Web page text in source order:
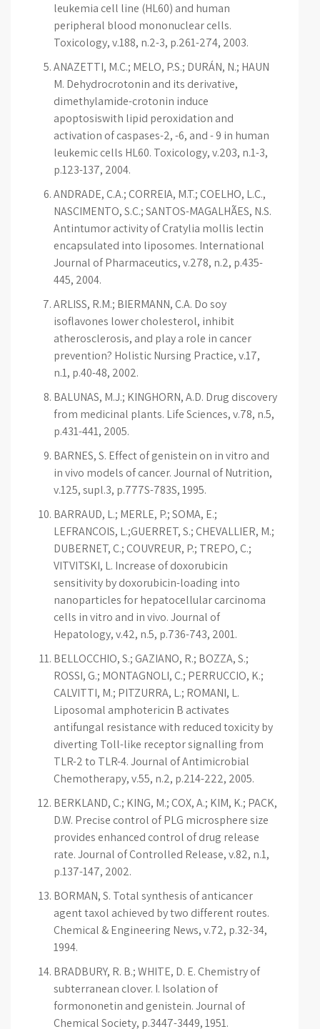
leukemia cell line (HL60) and human
peripheral blood mononuclear cells.
Toxicology, v.188, n.2-3, p.261-274, 2003.
ANAZETTI, M.C.; MELO, P.S.; DURÁN, N.; HAUN
M. Dehydrocrotonin and its derivative,
dimethylamide-crotonin induce
apoptosiswith lipid peroxidation and
activation of caspases-2, -6, and - 9 in human
leukemic cells HL60. Toxicology, v.203, n.1-3,
p.123-137, 2004.
ANDRADE, C.A.; CORREIA, M.T.; COELHO, L.C.,
NASCIMENTO, S.C.; SANTOS-MAGALHÃES, N.S.
Antintumor activity of Cratylia mollis lectin
encapsulated into liposomes. International
Journal of Pharmaceutics, v.278, n.2, p.435-
445, 2004.
ARLISS, R.M.; BIERMANN, C.A. Do soy
isoflavones lower cholesterol, inhibit
atherosclerosis, and play a role in cancer
prevention? Holistic Nursing Practice, v.17,
n.1, p.40-48, 2002.
BALUNAS, M.J.; KINGHORN, A.D. Drug discovery
from medicinal plants. Life Sciences, v.78, n.5,
p.431-441, 2005.
BARNES, S. Effect of genistein on in vitro and
in vivo models of cancer. Journal of Nutrition,
v.125, supl.3, p.777S-783S, 1995.
BARRAUD, L.; MERLE, P.; SOMA, E.;
LEFRANÇOIS, L.;GUERRET, S.; CHEVALLIER, M.;
DUBERNET, C.; COUVREUR, P.; TREPO, C.;
VITVITSKI, L. Increase of doxorubicin
sensitivity by doxorubicin-loading into
nanoparticles for hepatocellular carcinoma
cells in vitro and in vivo. Journal of
Hepatology, v.42, n.5, p.736-743, 2001.
BELLOCCHIO, S.; GAZIANO, R.; BOZZA, S.;
ROSSI, G.; MONTAGNOLI, C.; PERRUCCIO, K.;
CALVITTI, M.; PITZURRA, L.; ROMANI, L.
Liposomal amphotericin B activates
antifungal resistance with reduced toxicity by
diverting Toll-like receptor signalling from
TLR-2 to TLR-4. Journal of Antimicrobial
Chemotherapy, v.55, n.2, p.214-222, 2005.
BERKLAND, C.; KING, M.; COX, A.; KIM, K.; PACK,
D.W. Precise control of PLG microsphere size
provides enhanced control of drug release
rate. Journal of Controlled Release, v.82, n.1,
p.137-147, 2002.
BORMAN, S. Total synthesis of anticancer
agent taxol achieved by two different routes.
Chemical & Engineering News, v.72, p.32-34,
1994.
BRADBURY, R. B.; WHITE, D. E. Chemistry of
subterranean clover. I. Isolation of
formononetin and genistein. Journal of
Chemical Society, p.3447-3449, 1951.